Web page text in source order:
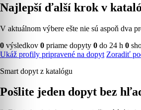
Najlepší ďalší krok v
V aktuálnom výbere ešte nie sú aspoň dva
0 výsledkov 0 priame dopyty 0 do 24 h 0
Ukáž profily pripravené na dopyt Zoradiť
Smart dopyt z katalógu
Pošlite jeden dopyt bez